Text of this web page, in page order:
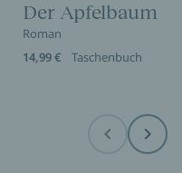
Der Apfelbaum
Roman
14,99 €
Taschenbuch
Before Next